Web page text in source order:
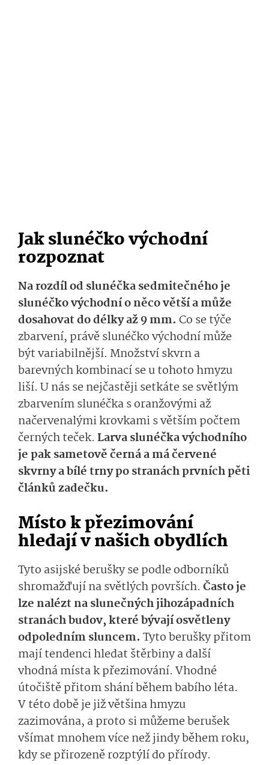
Jak slunéčko východní
rozpoznat
Na rozdíl od slunéčka sedmitečného je
slunéčko východní o něco větší a může
dosahovat do délky až 9 mm. Co se týče
zbarvení, právě slunéčko východní může
být variabilnější. Množství skvrn a
barevných kombinací se u tohoto hmyzu
liší. U nás se nejčastěji setkáte se světlým
zbarvením slunéčka s oranžovými až
načervenalými krovkami s větším počtem
černých teček. Larva slunéčka východního
je pak sametově černá a má červené
skvrny a bílé trny po stranách prvních pěti
článků zadečku.
Místo k přezimování
hledají v našich obydlích
Tyto asijské berušky se podle odborníků
shromažďují na světlých površích. Často je
lze nalézt na slunečných jihozápadních
stranách budov, které bývají osvětleny
odpoledním sluncem. Tyto berušky přitom
mají tendenci hledat štěrbiny a další
vhodná místa k přezimování. Vhodné
útočiště přitom shání během babího léta.
V této době je již většina hmyzu
zazimována, a proto si můžeme berušek
všímat mnohem více než jindy během roku,
kdy se přirozeně rozptýlí do přírody.